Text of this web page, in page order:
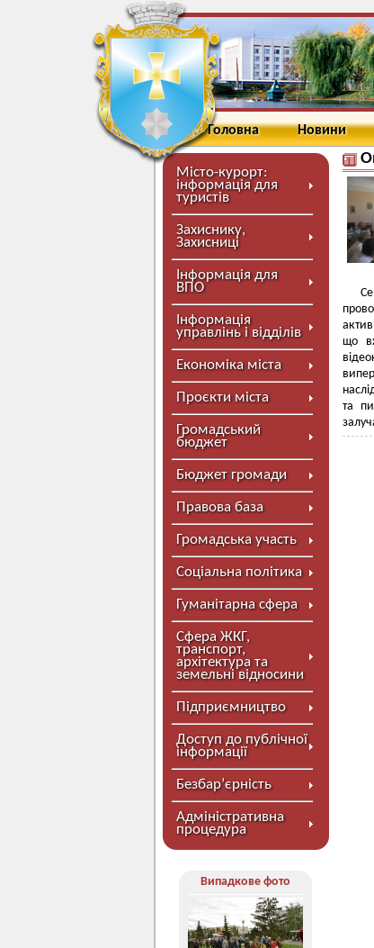
Головна Новини
Місто-курорт:
інформація для
туристів
Захиснику,
Захисниці
Інформація для
ВПО
Інформація
управлінь і відділів
Економіка міста
Проєкти міста
Громадський
бюджет
Бюджет громади
Правова база
Громадська участь
Соціальна політика
Гуманітарна сфера
Сфера ЖКГ,
транспорт,
архітектура та
земельні відносини
Підприємництво
Доступ до публічної
інформації
Безбар’єрність
Адміністративна
процедура
Випадкове фото
що
та